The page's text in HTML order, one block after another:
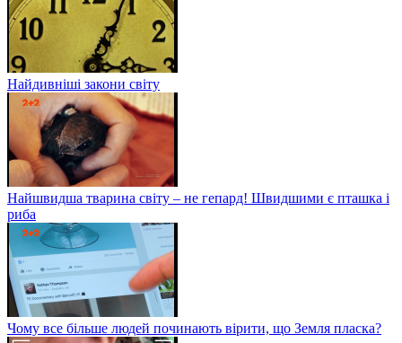
Найдивніші закони світу
Найшвидша тварина світу – не гепард! Швидшими є пташка і
риба
Чому все більше людей починають вірити, що Земля пласка?